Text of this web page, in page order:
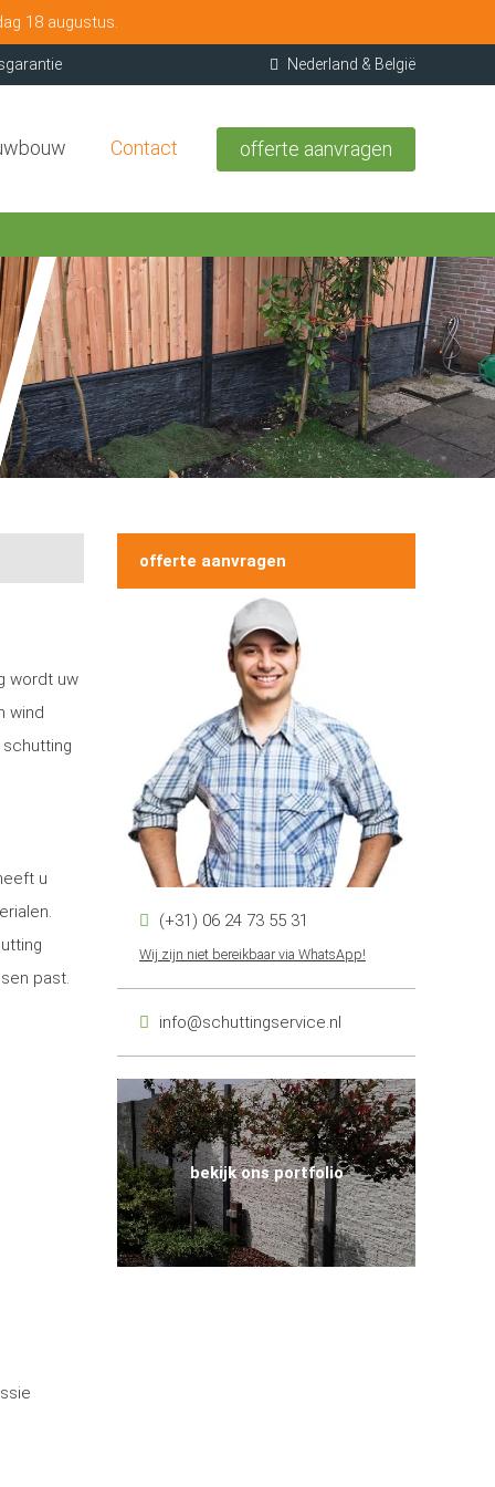
18 augustus.
Nederland & België
Contact offerte aanvragen
wordt uw
wind
u
past.
offerte aanvragen
(+31) 06 24 73 55 31
Wij zijn niet bereikbaar via WhatsApp!
info@schuttingservice.nl
bekijk ons portfolio